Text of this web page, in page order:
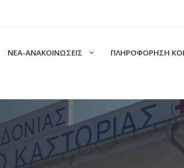
ΝΕΑ-ΑΝΑΚΟΙΝΩΣΕΙΣ ΠΛΗΡΟΦΟΡΗΣΗ